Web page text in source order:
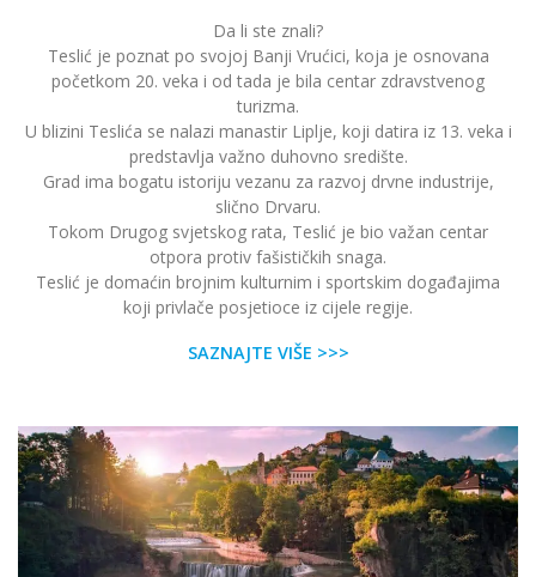
Da li ste znali?
Teslić je poznat po svojoj Banji Vrućici, koja je osnovana
početkom 20. veka i od tada je bila centar zdravstvenog
turizma.
U blizini Teslića se nalazi manastir Liplje, koji datira iz 13. veka i
predstavlja važno duhovno središte.
Grad ima bogatu istoriju vezanu za razvoj drvne industrije,
slično Drvaru.
Tokom Drugog svjetskog rata, Teslić je bio važan centar
otpora protiv fašističkih snaga.
Teslić je domaćin brojnim kulturnim i sportskim događajima
koji privlače posjetioce iz cijele regije.
SAZNAJTE VIŠE >>>